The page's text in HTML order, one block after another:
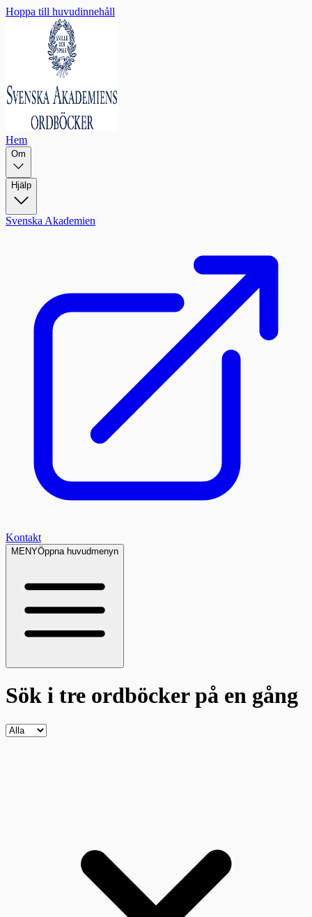
Hoppa till huvudinnehåll
Hem
Om
Hjälp
Svenska Akademien
Kontakt
MENYÖppna huvudmenyn
Sök i tre ordböckerpå en gång